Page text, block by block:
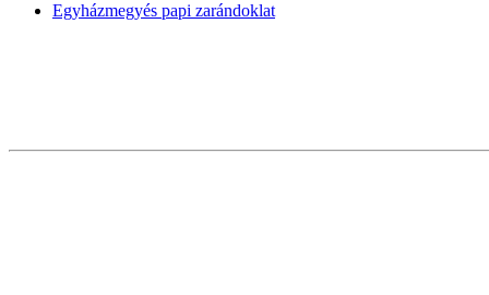
Egyházmegyés papi zarándoklat